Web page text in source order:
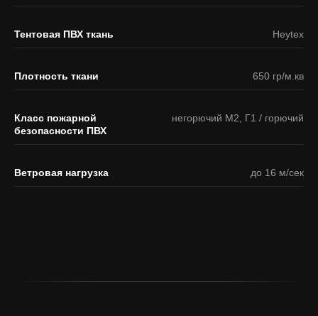
Тентовая ПВХ ткань Heytex
Плотность ткани 650 гр/м.кв
Класс пожарной
безопасности ПВХ
негорючий М2, Г1 / горючий
Ветровая нагрузка до 16 м/сек